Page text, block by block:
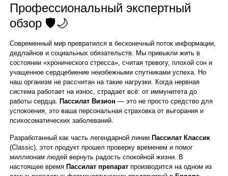
Профессиональный экспертный
обзор 🛡️🌙
Современный мир превратился в бесконечный поток информации,
дедлайнов и социальных обязательств. Мы привыкли жить в
состоянии «хронического стресса», считая тревогу, плохой сон и
учащенное сердцебиение неизбежными спутниками успеха. Но
наш организм не рассчитан на такие нагрузки. Когда нервная
система работает на износ, страдает всё: от иммунитета до
работы сердца.
Пассилат Визион — это не просто средство для
успокоения, это ваша персональная страховка от выгорания и
психосоматических заболеваний.
Разработанный как часть легендарной линии Пассилат Классик
(Classic), этот продукт прошел проверку временем и помог
миллионам людей вернуть радость спокойной жизни. В
настоящее время Пассилат препарат производится на одном из